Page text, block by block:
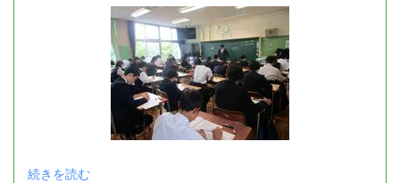
続きを読む